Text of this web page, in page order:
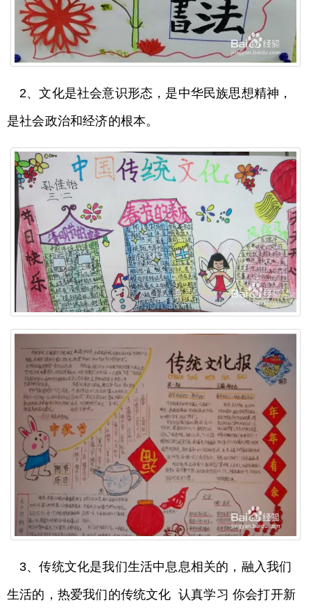
2、文化是社会意识形态，是中华民族思想精神，
是社会政治和经济的根本。
3、传统文化是我们生活中息息相关的，融入我们
生活的，热爱我们的传统文化 认真学习 你会打开新